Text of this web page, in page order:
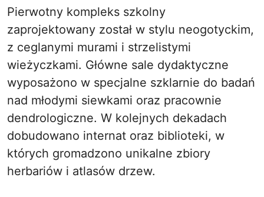
Pierwotny kompleks szkolny
zaprojektowany został w stylu neogotyckim,
z ceglanymi murami i strzelistymi
wieżyczkami. Główne sale dydaktyczne
wyposażono w specjalne szklarnie do badań
nad młodymi siewkami oraz pracownie
dendrologiczne. W kolejnych dekadach
dobudowano internat oraz biblioteki, w
których gromadzono unikalne zbiory
herbariów i atlasów drzew.